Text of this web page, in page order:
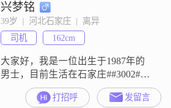
一个稳重可靠的人，做事总是深思
熟虑，不会轻易冲动##3002##我也
喜欢用幽默的方式与人交流，让气
氛更加轻松愉快##3002##我自信果
断，面
兴梦铭
39岁  |  河北石家庄  |  离异
司机
162cm
大家好，我是一位出生于1987年的
男士，目前生活在石家庄##3002##
我的身高是161厘米，虽然不算特别
高，但我相信身高并不是最重要
打招呼 发留言